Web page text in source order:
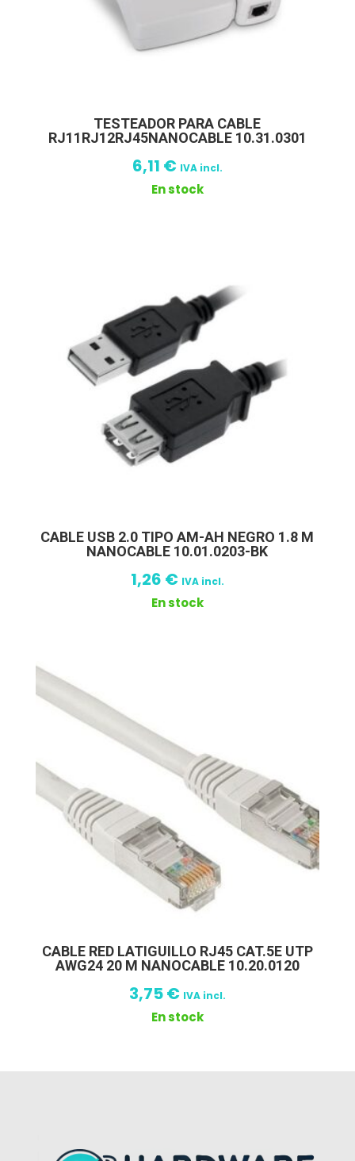
TESTEADOR PARA CABLE
RJ11RJ12RJ45NANOCABLE 10.31.0301
6,11 € IVA incl.
En stock
CABLE USB 2.0 TIPO AM-AH NEGRO 1.8 M
NANOCABLE 10.01.0203-BK
1,26 € IVA incl.
En stock
CABLE RED LATIGUILLO RJ45 CAT.5E UTP
AWG24 20 M NANOCABLE 10.20.0120
3,75€ IVA incl.
En stock